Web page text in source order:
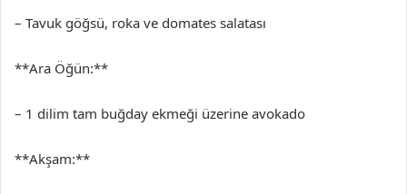
– Tavuk göğsü, roka ve domates salatası
**Ara Öğün:**
– 1 dilim tam buğday ekmeği üzerine avokado
**Akşam:**